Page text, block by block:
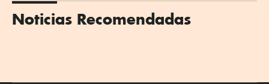
Noticias Recomendadas